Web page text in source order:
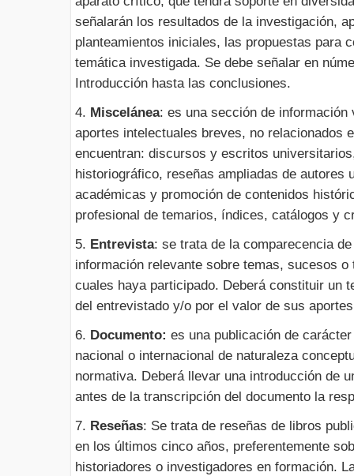
señalarán los resultados de la investigación,
planteamientos iniciales, las propuestas para
temática investigada. Se debe señalar en
Introducción hasta las conclusiones.
4. Miscelánea: es una sección de información
aportes intelectuales breves, no relacionados
encuentran: discursos y escritos
historiográfico, reseñas ampliadas de autores
académicas y promoción de contenidos
profesional de temarios, índices, catálogos y
5. Entrevista: se trata de la comparecencia
información relevante sobre temas, sucesos
cuales haya participado. Deberá constituir un
del entrevistado y/o por el valor de sus
6. Documento: es una publicación de
nacional o internacional de naturaleza
normativa. Deberá llevar una introducción de
antes de la transcripción del documento la
7. Reseñas: Se trata de reseñas de libros
en los últimos cinco años, preferentemente
historiadores o investigadores en formación.